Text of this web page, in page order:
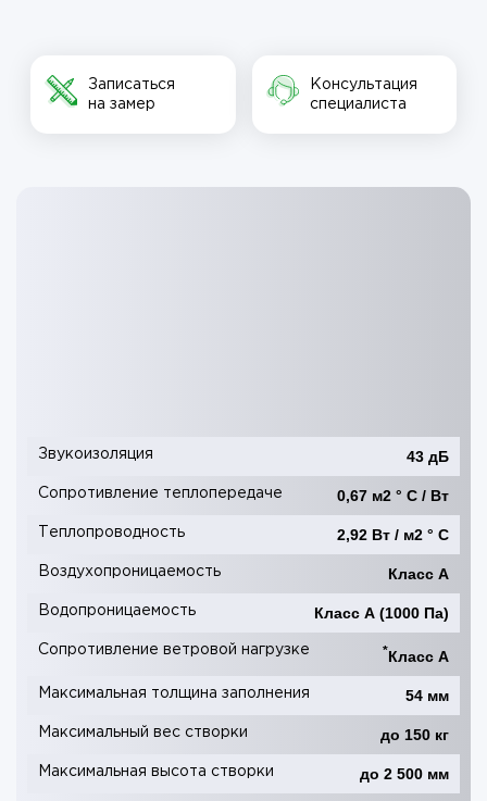
Записаться
на замер
Консультация
специалиста
Звукоизоляция 43 дБ
Сопротивление теплопередаче 0,67 м2 ° С / Вт
Теплопроводность 2,92 Вт / м2 ° С
Воздухопроницаемость Класс А
Водопроницаемость Класс А (1000 Па)
Сопротивление ветровой нагрузке *Класс А
Максимальная толщина заполнения 54 мм
Максимальный вес створки до 150 кг
Максимальная высота створки до 2 500 мм